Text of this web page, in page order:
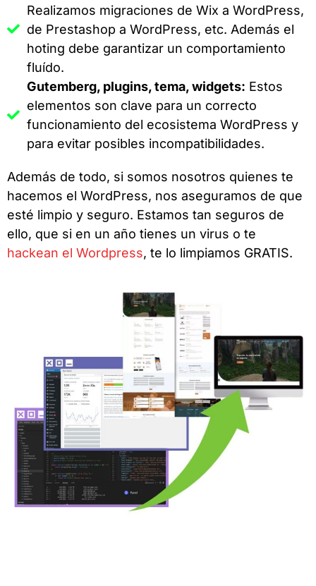
Realizamos migraciones de Wix a WordPress,
de Prestashop a WordPress, etc. Además el
hoting debe garantizar un comportamiento
fluído.
Gutemberg, plugins, tema, widgets: Estos
elementos son clave para un correcto
funcionamiento del ecosistema WordPress y
para evitar posibles incompatibilidades.
Además de todo, si somos nosotros quienes te
hacemos el WordPress, nos aseguramos de que
esté limpio y seguro. Estamos tan seguros de
ello, que si en un año tienes un virus o te
hackean el Wordpress, te lo limpiamos GRATIS.